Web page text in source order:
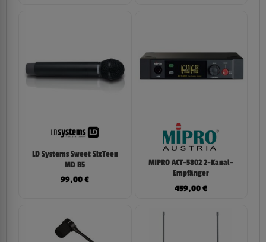
LD Systems Sweet SixTeen
MD B5
99,00€
MIPRO ACT-5802 2-Kanal-
Empfänger
459,00€